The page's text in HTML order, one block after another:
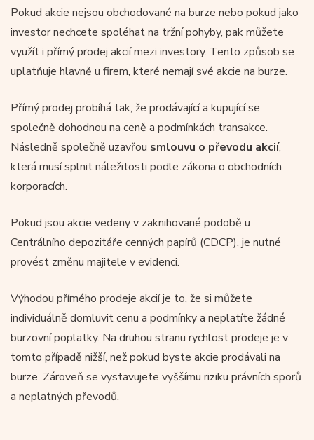
Pokud akcie nejsou obchodované na burze nebo pokud jako
investor nechcete spoléhat na tržní pohyby, pak můžete
využít i přímý prodej akcií mezi investory. Tento způsob se
uplatňuje hlavně u firem, které nemají své akcie na burze.
Přímý prodej probíhá tak, že prodávající a kupující se
společně dohodnou na ceně a podmínkách transakce.
Následně společně uzavřou smlouvu o převodu akcií,
která musí splnit náležitosti podle zákona o obchodních
korporacích.
Pokud jsou akcie vedeny v zaknihované podobě u
Centrálního depozitáře cenných papírů (CDCP), je nutné
provést změnu majitele v evidenci.
Výhodou přímého prodeje akcií je to, že si můžete
individuálně domluvit cenu a podmínky a neplatíte žádné
burzovní poplatky. Na druhou stranu rychlost prodeje je v
tomto případě nižší, než pokud byste akcie prodávali na
burze. Zároveň se vystavujete vyššímu riziku právních sporů
a neplatných převodů.